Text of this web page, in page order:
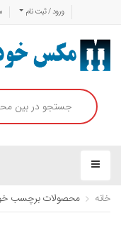
ورود / ثبت نام
خانه محصولات برچسب